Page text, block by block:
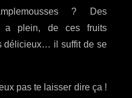
? Des
plein, de ces fruits
délicieux… il suffit de se
pas te laisser dire ça !